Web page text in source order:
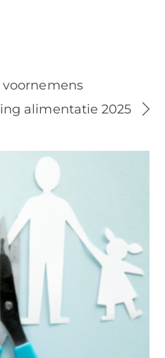
alimentatie 2025